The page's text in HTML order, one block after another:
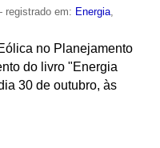
em: Energia,
no Planejamento
do livro "Energia
30 de outubro, às